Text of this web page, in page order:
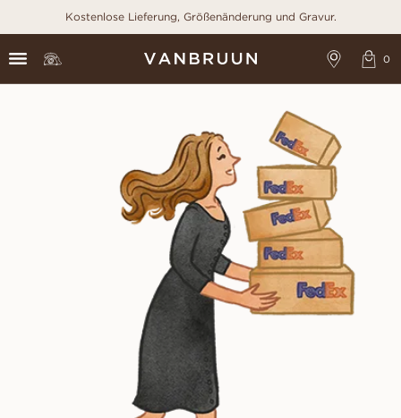
Kostenlose Lieferung, Größenänderung und Gravur.